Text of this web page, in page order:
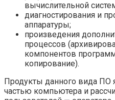
вычислительной
диагностирования и
аппаратуры;
произведения
процессов
компонентов
копирование).
Продукты данного вида ПО
частью компьютера и